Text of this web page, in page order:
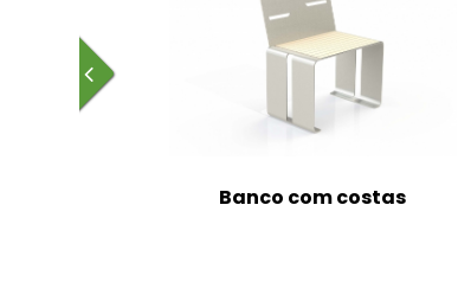
Banco com costas